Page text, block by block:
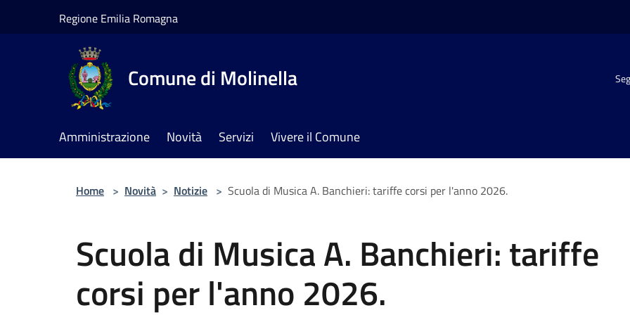
Regione Emilia Romagna
Comune di Molinella
Amministrazione Novità Servizi Vivere il Comune
Home > Novità > Notizie > Scuola di Musica A. Banchieri: tariffe corsi per l'anno 2026.
Scuola di Musica A. Banchieri: tariffe
corsi per l'anno 2026.